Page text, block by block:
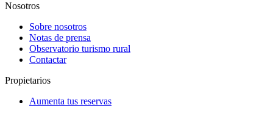
Nosotros
Sobre nosotros
Notas de prensa
Observatorio turismo rural
Contactar
Propietarios
Aumenta tus reservas